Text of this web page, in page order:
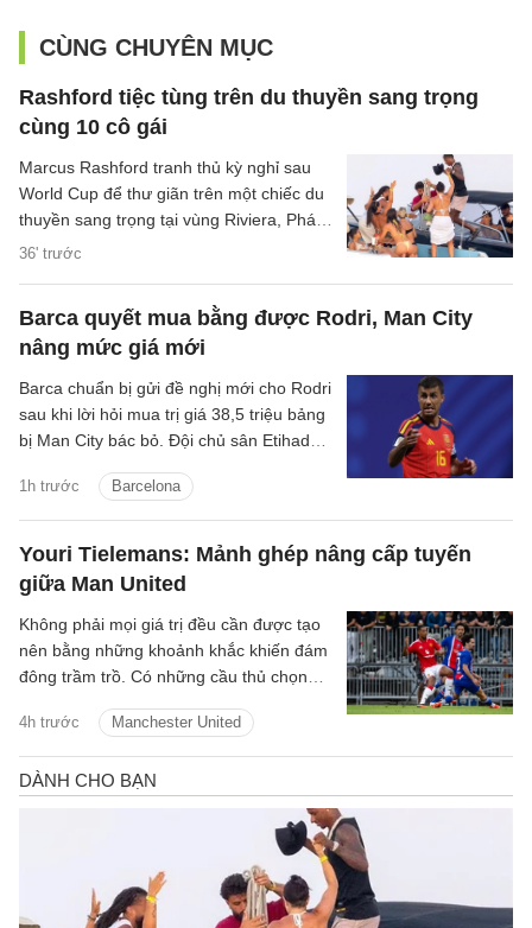
CÙNG CHUYÊN MỤC
Rashford tiệc tùng trên du thuyền sang trọng
cùng 10 cô gái
36' trước
Marcus Rashford tranh thủ kỳ nghỉ sau
World Cup để thư giãn trên một chiếc du
thuyền sang trọng tại vùng Riviera, Pháp,
cùng 10 người bạn nữ.
Barca quyết mua bằng được Rodri, Man City
nâng mức giá mới
1h trước Barcelona
Barca chuẩn bị gửi đề nghị mới cho Rodri
sau khi lời hỏi mua trị giá 38,5 triệu bảng
bị Man City bác bỏ. Đội chủ sân Etihad
bảng cho tiền vệ người Tây Ban Nha.
Youri Tielemans: Mảnh ghép nâng cấp tuyến
giữa Man United
4h trước Manchester United
Không phải mọi giá trị đều cần được tạo
nên bằng những khoảnh khắc khiến đám
đông trầm trồ. Có những cầu thủ chọn
một pha xoay người đúng lúc, một đường
chuyền tưởng như giản đơn nhưng mở ra
cả khoảng trời phía trước. Youri